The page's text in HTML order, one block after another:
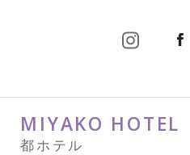
MIYAKO HOTEL
都ホテル